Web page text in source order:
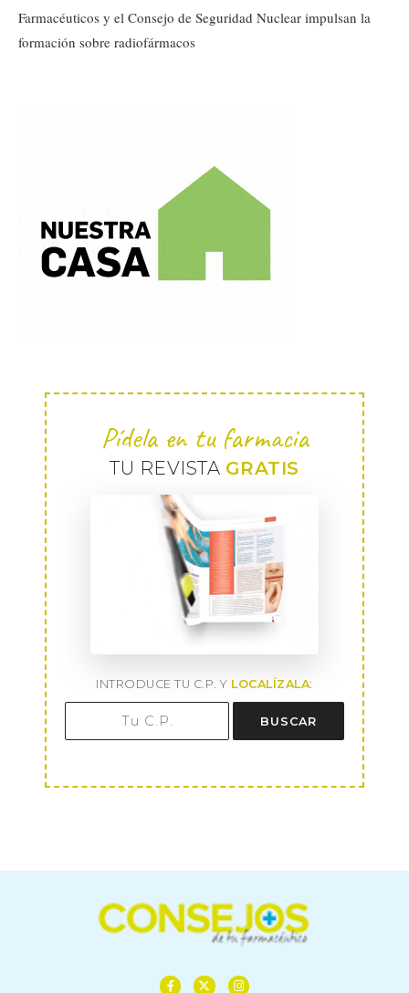
Farmacéuticos y el Consejo de Seguridad Nuclear impulsan la
formación sobre radiofármacos
Pídela en tu farmacia
TU REVISTA GRATIS
INTRODUCE TU C.P. Y LOCALÍZALA:
BUSCAR